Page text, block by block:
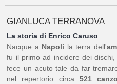
GIANLUCA TERRANOVA
La storia di Enrico Caruso
Nacque a Napoli la terra dell'
fu il primo ad incidere dei
fece un acuto tale da far
nel repertorio circa 521